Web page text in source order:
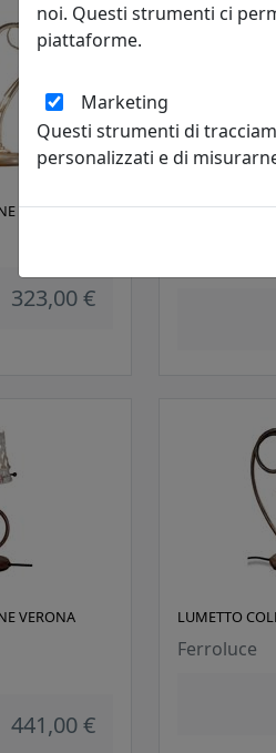
VERONA C962
323,00 €
LUMETTO
VERONA
441,00 €
LUMETTO
Ferroluce
noi. Questi strumenti ci
piattaforme.
Marketing
Questi strumenti di
personalizzati e di